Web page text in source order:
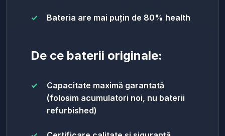
Bateria are mai puțin de 80% health
De ce baterii originale:
Capacitate maximă garantată
(folosim acumulatori noi, nu baterii
refurbished)